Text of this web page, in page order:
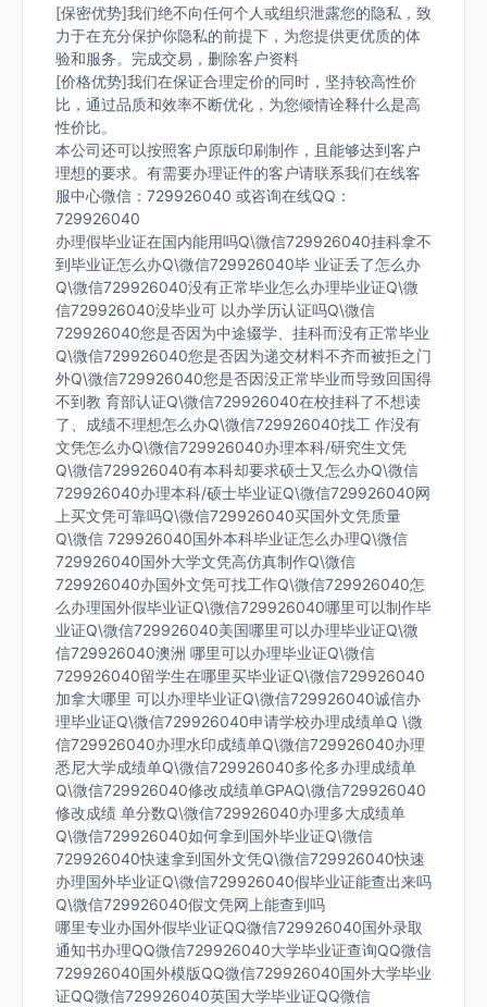
[保密优势]我们绝不向任何个人或组织泄露您的隐私，致
力于在充分保护你隐私的前提下，为您提供更优质的体
验和服务。完成交易，删除客户资料
[价格优势]我们在保证合理定价的同时，坚持较高性价
比，通过品质和效率不断优化，为您倾情诠释什么是高
性价比。
本公司还可以按照客户原版印刷制作，且能够达到客户
理想的要求。有需要办理证件的客户请联系我们在线客
服中心微信：729926040 或咨询在线QQ：
729926040
办理假毕业证在国内能用吗Q\微信729926040挂科拿不
到毕业证怎么办Q\微信729926040毕 业证丢了怎么办
Q\微信729926040没有正常毕业怎么办理毕业证Q\微
信729926040没毕业可 以办学历认证吗Q\微信
729926040您是否因为中途辍学、挂科而没有正常毕业
Q\微信729926040您是否因为递交材料不齐而被拒之门
外Q\微信729926040您是否因没正常毕业而导致回国得
不到教 育部认证Q\微信729926040在校挂科了不想读
了、成绩不理想怎么办Q\微信729926040找工 作没有
文凭怎么办Q\微信729926040办理本科/研究生文凭
Q\微信729926040有本科却要求硕士又怎么办Q\微信
729926040办理本科/硕士毕业证Q\微信729926040网
上买文凭可靠吗Q\微信729926040买国外文凭质量
Q\微信 729926040国外本科毕业证怎么办理Q\微信
729926040国外大学文凭高仿真制作Q\微信
729926040办国外文凭可找工作Q\微信729926040怎
么办理国外假毕业证Q\微信729926040哪里可以制作毕
业证Q\微信729926040美国哪里可以办理毕业证Q\微
信729926040澳洲 哪里可以办理毕业证Q\微信
729926040留学生在哪里买毕业证Q\微信729926040
加拿大哪里 可以办理毕业证Q\微信729926040诚信办
理毕业证Q\微信729926040申请学校办理成绩单Q \微
信729926040办理水印成绩单Q\微信729926040办理
悉尼大学成绩单Q\微信729926040多伦多办理成绩单
Q\微信729926040修改成绩单GPAQ\微信729926040
修改成绩 单分数Q\微信729926040办理多大成绩单
Q\微信729926040如何拿到国外毕业证Q\微信
729926040快速拿到国外文凭Q\微信729926040快速
办理国外毕业证Q\微信729926040假毕业证能查出来吗
Q\微信729926040假文凭网上能查到吗
哪里专业办国外假毕业证QQ微信729926040国外录取
通知书办理QQ微信729926040大学毕业证查询QQ微信
729926040国外模版QQ微信729926040国外大学毕业
证QQ微信729926040英国大学毕业证QQ微信